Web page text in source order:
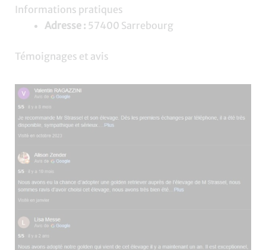
Informations pratiques
Adresse : 57400 Sarrebourg
Témoignages et avis